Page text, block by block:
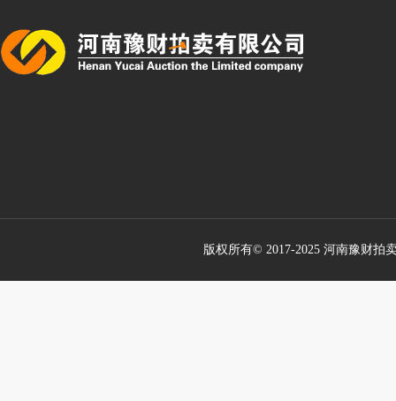
版权所有© 2017-2025 河南豫财拍